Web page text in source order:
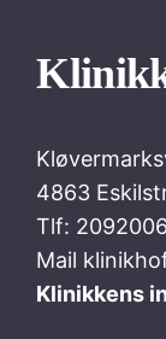
4863
Tlf:
Mail
Klinikkens